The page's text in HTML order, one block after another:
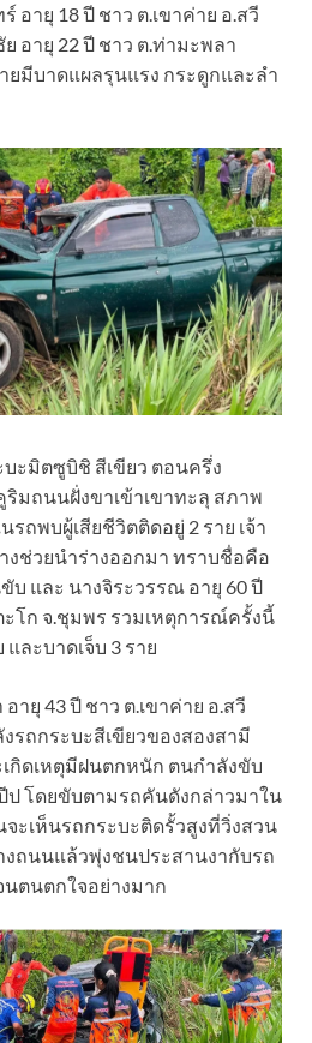
อายุ 18 ปี ชาว ต.เขาค่าย อ.สวี
อายุ 22 ปี ชาว ต.ท่ามะพลา
ยมีบาดแผลรุนแรง กระดูกและลำ
ะมิตซูบิชิ สีเขียว ตอนครึ่ง
มถนนฝั่งขาเข้าเขาทะลุ สภาพ
ถพบผู้เสียชีวิตติดอยู่ 2 ราย เจ้า
งช่วยนำร่างออกมา ทราบชื่อคือ
บ และ นางจิระวรรณ อายุ 60 ปี
ะโก จ.ชุมพร รวมเหตุการณ์ครั้งนี้
ละบาดเจ็บ 3 ราย
ายุ 43 ปี ชาว ต.เขาค่าย อ.สวี
รถกระบะสีเขียวของสองสามี
กิดเหตุมีฝนตกหนัก ตนกำลังขับ
ป โดยขับตามรถคันดังกล่าวมาใน
ะเห็นรถกระบะติดรั้วสูงที่วิ่งสวน
ถนนแล้วพุ่งชนประสานงากับรถ
นตนตกใจอย่างมาก